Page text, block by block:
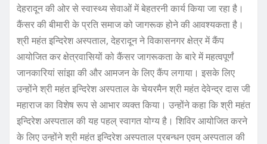
देहरादून की ओर से स्वास्थ्य सेवाओं में बेहतरनी कार्य किया जा रहा है।
कैंसर की बीमारी के प्रति समाज को जागरूक होने की आवश्यकता है।
श्री महंत इन्दिरेश अस्पताल, देहरादून ने विकासनगर क्षेत्र में कैंप
आयोजित कर क्षेत्रवासियों को कैंसर जागरूकता के बारे में महत्वपूर्णं
जानकारियां सांझा की और आमजन के लिए कैंप लगाया। इसके लिए
उन्होंने श्री महंत इन्दिरेश अस्पताल के चेयरमैन श्री महंत देवेन्द्र दास जी
महाराज का विशेष रूप से आभार व्यक्त किया। उन्होंने कहा कि श्री महंत
इन्दिरेश अस्पताल की यह पहल् स्वागत योग्य है। शिविर आयोजित करने
के लिए उन्होंने श्री महंत इन्दिरेश अस्पताल प्रबन्धन एवम् अस्पताल की